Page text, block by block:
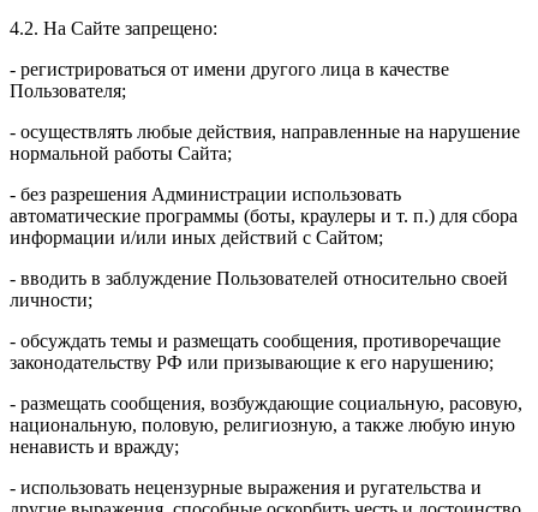
4.2. На Сайте запрещено:
- регистрироваться от имени другого лица в качестве
Пользователя;
- осуществлять любые действия, направленные на нарушение
нормальной работы Сайта;
- без разрешения Администрации использовать
автоматические программы (боты, краулеры и т. п.) для сбора
информации и/или иных действий с Сайтом;
- вводить в заблуждение Пользователей относительно своей
личности;
- обсуждать темы и размещать сообщения, противоречащие
законодательству РФ или призывающие к его нарушению;
- размещать сообщения, возбуждающие социальную, расовую,
национальную, половую, религиозную, а также любую иную
ненависть и вражду;
- использовать нецензурные выражения и ругательства и